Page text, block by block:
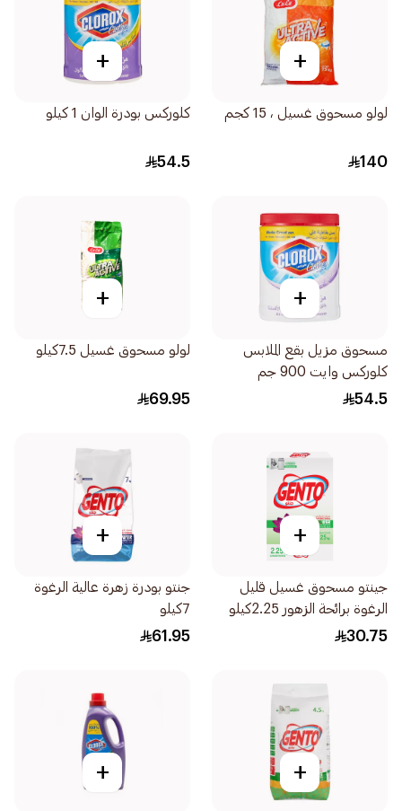
+
لولو مسحوق غسيل ، 15 كجم
140
+
كلوركس بودرة الوان 1 كيلو
54.5
+
مسحوق مزيل بقع الملابس
كلوركس وايت 900 جم
54.5
+
لولو مسحوق غسيل 7.5كيلو
69.95
+
جينتو مسحوق غسيل قليل
الرغوة برائحة الزهور 2.25كيلو
30.75
+
جنتو بودرة زهرة عالية الرغوة
7كيلو
61.95
+
+